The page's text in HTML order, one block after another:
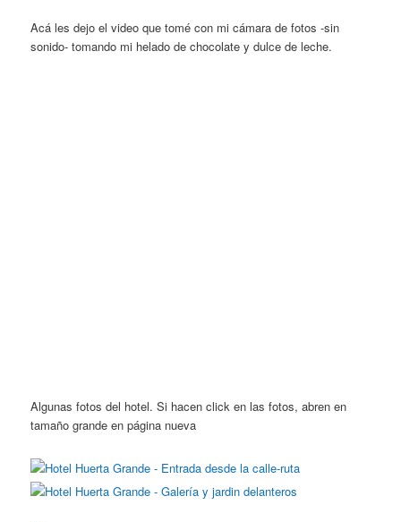
Acá les dejo el video que tomé con mi cámara de fotos -sin
sonido- tomando mi helado de chocolate y dulce de leche.
Algunas fotos del hotel. Si hacen click en las fotos, abren en
tamaño grande en página nueva